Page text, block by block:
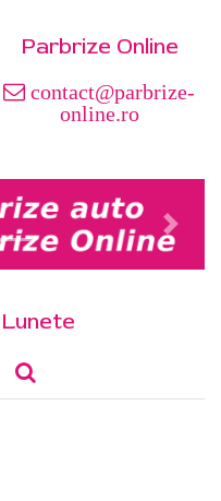
Parbrize Online
contact@parbrize-
online.ro
Lunete